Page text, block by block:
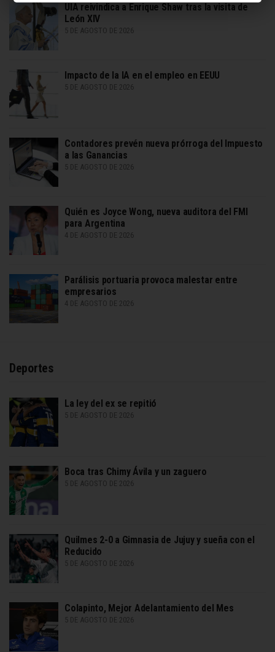
UIA reivindica a Enrique Shaw tras la visita de
León XIV
5 DE AGOSTO DE 2026
Impacto de la IA en el empleo en EEUU
5 DE AGOSTO DE 2026
Contadores prevén nueva prórroga del Impuesto
a las Ganancias
5 DE AGOSTO DE 2026
Quién es Joyce Wong, nueva auditora del FMI
para Argentina
4 DE AGOSTO DE 2026
Parálisis portuaria provoca malestar entre
empresarios
4 DE AGOSTO DE 2026
Deportes
La ley del ex se repitió
5 DE AGOSTO DE 2026
Boca tras Chimy Ávila y un zaguero
5 DE AGOSTO DE 2026
Quilmes 2-0 a Gimnasia de Jujuy y sueña con el
Reducido
5 DE AGOSTO DE 2026
Colapinto, Mejor Adelantamiento del Mes
5 DE AGOSTO DE 2026